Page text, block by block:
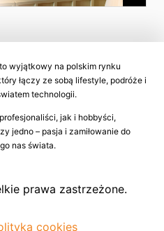
to wyjątkowy na polskim rynku
łączy ze sobą lifestyle, podróże i
technologii.
jak i hobbyści,
jedno – pasja i zamiłowanie do
nas świata.
prawa zastrzeżone.
cookies